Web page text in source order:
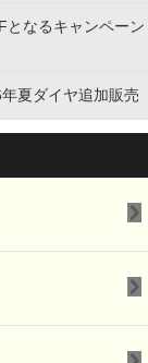
となるキャンペーン
夏ダイヤ追加販売